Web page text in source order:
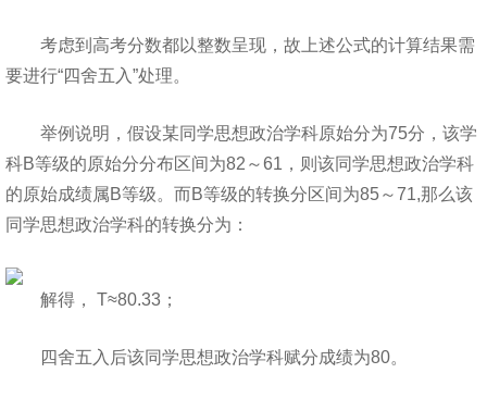
考虑到高考分数都以整数呈现，故上述公式的计算结果需
要进行“四舍五入”处理。
举例说明，假设某同学思想政治学科原始分为75分，该学
科B等级的原始分分布区间为82～61，则该同学思想政治学科
的原始成绩属B等级。而B等级的转换分区间为85～71,那么该
同学思想政治学科的转换分为：
解得， T≈80.33；
四舍五入后该同学思想政治学科赋分成绩为80。